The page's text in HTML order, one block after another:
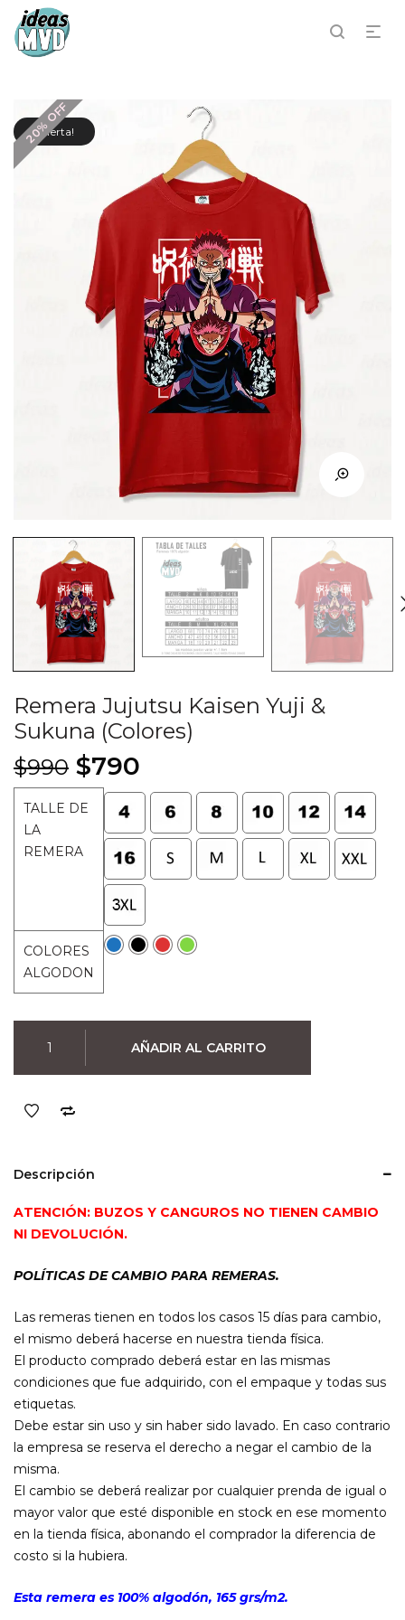
¡Oferta!
20% OFF
Remera Jujutsu Kaisen Yuji &
Sukuna (Colores)
$990 El
precio
original
era:
$990.
$790
precio
actual
es:
$790.
TALLE DE
LA
REMERA
COLORES
ALGODON
Jujutsu
Kaisen
cantidad
AÑADIR AL CARRITO
Descripción
ATENCIÓN: BUZOS Y CANGUROS NO TIENEN CAMBIO
NI DEVOLUCIÓN.
POLÍTICAS DE CAMBIO PARA REMERAS.
Las remeras tienen en todos los casos 15 días para cambio,
el mismo deberá hacerse en nuestra tienda física.
El producto comprado deberá estar en las mismas
condiciones que fue adquirido, con el empaque y todas sus
etiquetas.
Debe estar sin uso y sin haber sido lavado. En caso contrario
la empresa se reserva el derecho a negar el cambio de la
misma.
El cambio se deberá realizar por cualquier prenda de igual o
mayor valor que esté disponible en stock en ese momento
en la tienda física, abonando el comprador la diferencia de
costo si la hubiera.
Esta remera es 100% algodón, 165 grs/m2.